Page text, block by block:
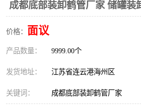
成都底部装卸鹤管厂家 储罐装
价格： 面议
产品数量： 9999.00个
发货地址： 江苏省连云港海州区
关键词： 成都底部装卸鹤管厂家